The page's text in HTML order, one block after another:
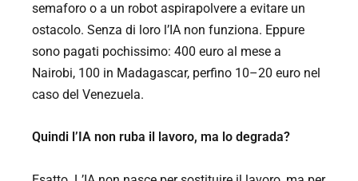
semaforo o a un robot aspirapolvere a evitare un
ostacolo. Senza di loro l’IA non funziona. Eppure
sono pagati pochissimo: 400 euro al mese a
Nairobi, 100 in Madagascar, perfino 10–20 euro nel
caso del Venezuela.
Quindi l’IA non ruba il lavoro, ma lo degrada?